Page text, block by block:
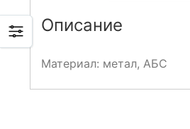
Описание
Материал: метал, АБС